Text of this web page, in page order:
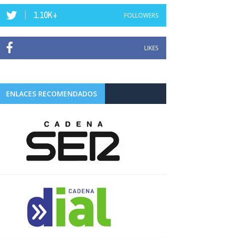
1.10K+ FOLLOWERS
LIKES
ENLACES RECOMENDADOS